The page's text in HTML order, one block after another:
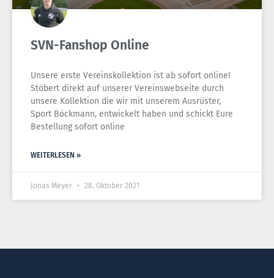
SVN-Fanshop Online
Unsere erste Vereinskollektion ist ab sofort online!
Stöbert direkt auf unserer Vereinswebseite durch
unsere Kollektion die wir mit unserem Ausrüster,
Sport Böckmann, entwickelt haben und schickt Eure
Bestellung sofort online
WEITERLESEN »
Jonas Meyer 28. Oktober 2021